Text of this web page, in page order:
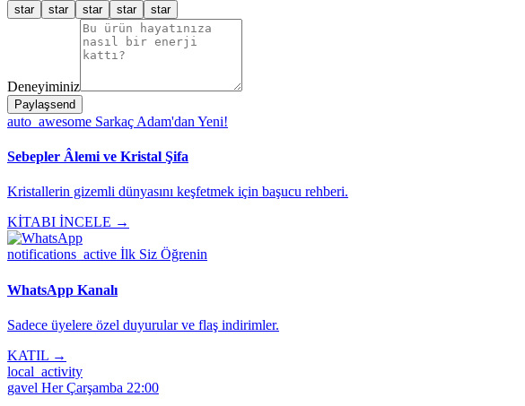
star star star star star
Deneyiminiz
Paylaşsend
auto_awesome Sarkaç Adam'dan Yeni!
Sebepler Âlemi ve Kristal Şifa
Kristallerin gizemli dünyasını keşfetmek için başucu rehberi.
KİTABI İNCELE →
notifications_active İlk Siz Öğrenin
WhatsApp Kanalı
Sadece üyelere özel duyurular ve flaş indirimler.
KATIL →
local_activity
gavel Her Çarşamba 22:00